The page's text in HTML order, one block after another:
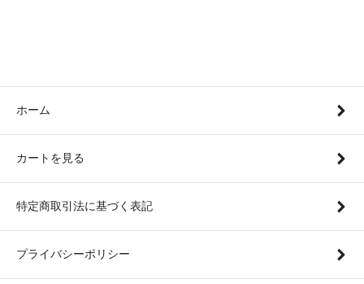
ホーム
カートを見る
特定商取引法に基づく表記
プライバシーポリシー